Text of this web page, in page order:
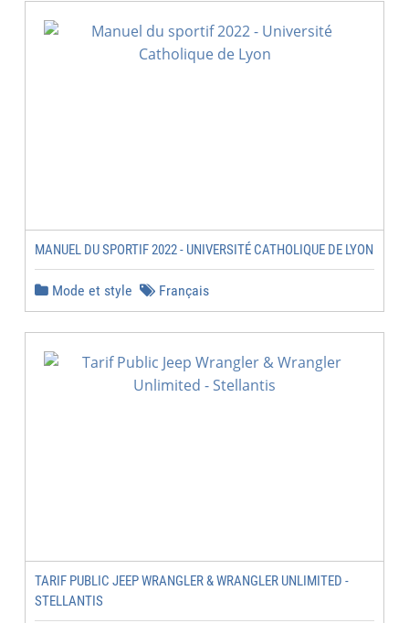
MANUEL DU SPORTIF 2022 - UNIVERSITÉ CATHOLIQUE DE LYON
Mode et style Français
TARIF PUBLIC JEEP WRANGLER & WRANGLER UNLIMITED -
STELLANTIS